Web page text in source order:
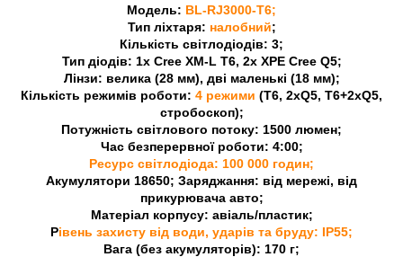
Модель: BL-RJ3000-T6;
Тип ліхтаря: налобний;
Кількість світлодіодів: 3;
Тип діодів: 1x Cree XM-L T6, 2x XPE Cree Q5;
Лінзи: велика (28 мм), дві маленькі (18 мм);
Кількість режимів роботи: 4 режими (T6, 2xQ5, T6+2xQ5,
стробоскоп);
Потужність світлового потоку: 1500 люмен;
Час безперервної роботи: 4:00;
Ресурс світлодіода: 100 000 годин;
Акумулятори 18650; Заряджання: від мережі, від
прикурювача авто;
Матеріал корпусу: авіаль/пластик;
Рівень захисту від води, ударів та бруду: IP55;
Вага (без акумуляторів): 170 г;